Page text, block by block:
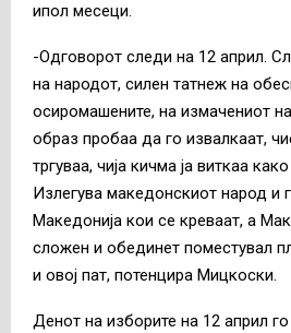
ипол месеци.
-Одговорот следи на 12 април.
на народот, силен татнеж на
осиромашените, на измачениот
образ пробаа да го извалкаат,
тргуваа, чија кичма ја виткаа
Излегува македонскиот народ и
Македонија кои се креваат, а
сложен и обединет поместувал
и овој пат, потенцира Мицкоски.
Денот на изборите на 12 април